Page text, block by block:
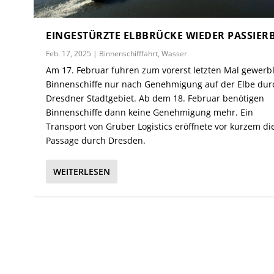
EINGESTÜRZTE ELBBRÜCKE WIEDER
Feb. 17, 2025 | Binnenschifffahrt,Wasser
Am 17. Februar fuhren zum vorerst letzten Mal
Binnenschiffe nur nach Genehmigung auf der Elbe
Dresdner Stadtgebiet. Ab dem 18. Februar benötigen
Binnenschiffe dann keine Genehmigung mehr. Ein
Transport von Gruber Logistics eröffnete vor kurzem
Passage durch Dresden.
WEITERLESEN